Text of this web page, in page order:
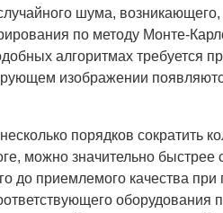
шума,
по методу Монте-
алгоритмах требуется
изображении
порядков сократить
можно значительно быстрее
до приемлемого качества
оборудования